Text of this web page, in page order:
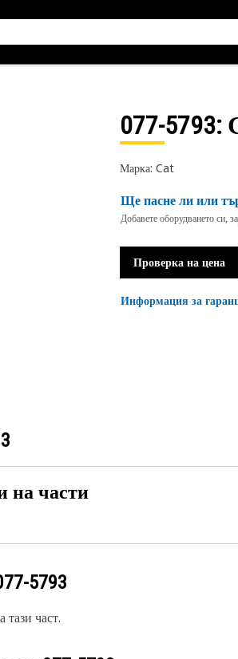
077-5793:
Марка: Cat
Ще пасне ли или
Добавете оборудването си,
Проверка на цена
Информация за
на части
5793
част.